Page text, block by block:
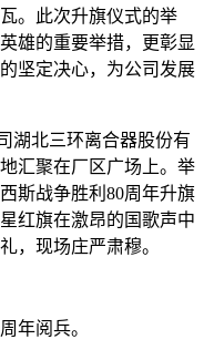
。此次升旗仪式的举
雄的重要举措，更彰显
坚定决心，为公司发展
北三环离合器股份有
汇聚在厂区广场上。举
斯战争胜利80周年升旗
红旗在激昂的国歌声中
，现场庄严肃穆。
年阅兵。